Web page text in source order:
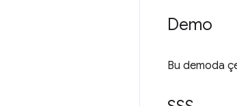
Demo
Bu demoda